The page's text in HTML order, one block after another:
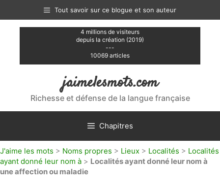
contenu
Tout savoir sur ce blogue et son auteur
4 millions de visiteurs
depuis la création (2019)
---
10069 articles
jaimelesmots.com
Richesse et défense de la langue française
Chapitres
J'aime les mots > Noms propres > Lieux > Localités > Localités
ayant donné leur nom à > Localités ayant donné leur nom à
une affection ou maladie